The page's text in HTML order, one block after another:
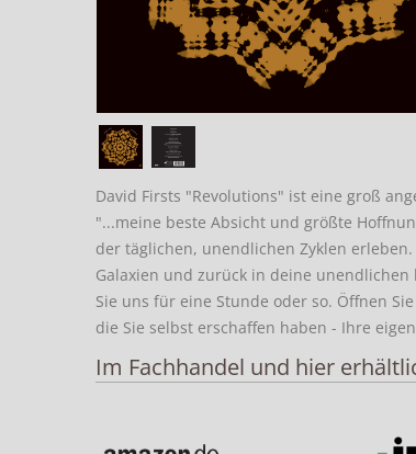
David Firsts "Revolutions" ist eine groß
"...meine beste Absicht und größte
der täglichen, unendlichen Zyklen
Galaxien und zurück in deine
Sie uns für eine Stunde oder so. Öffnen
die Sie selbst erschaffen haben - Ihre
Im Fachhandel und hier